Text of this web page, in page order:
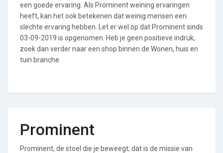
een goede ervaring. Als Prominent weining ervaringen
heeft, kan het ook betekenen dat weinig mensen een
slechte ervaring hebben. Let er wel op dat Prominent sinds
03-09-2019 is opgenomen. Heb je geen positieve indruk,
zoek dan verder naar een shop binnen de Wonen, huis en
tuin branche.
Prominent
Prominent, de stoel die je beweegt; dat is de missie van